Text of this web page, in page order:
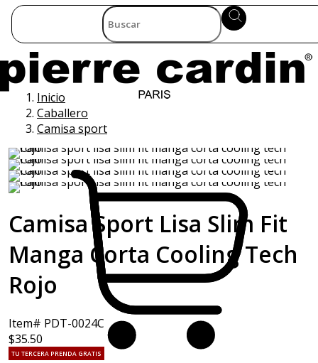
Inicio
Caballero
Camisa sport
Camisa Sport Lisa Slim Fit
Manga Corta Cooling Tech
Rojo
Item# PDT-0024C
$35.50
TU TERCERA PRENDA GRATIS